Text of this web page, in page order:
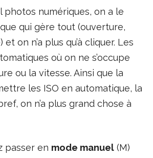
photos numériques, on a le
qui gère tout (ouverture,
on n’a plus qu’à cliquer. Les
où on ne s’occupe
ou la vitesse. Ainsi que la
les ISO en automatique, la
on n’a plus grand chose à
passer en mode manuel (M)